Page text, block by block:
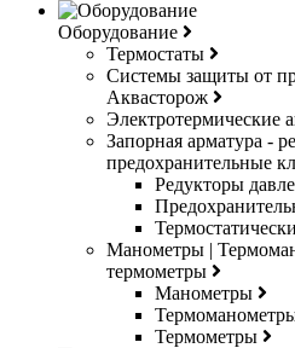
Оборудование
Термостаты
Системы защиты от
Аквасторож
Электротермические
Запорная арматура -
предохранительные
Редукторы
Манометры |
термометры
Манометры
Термометры